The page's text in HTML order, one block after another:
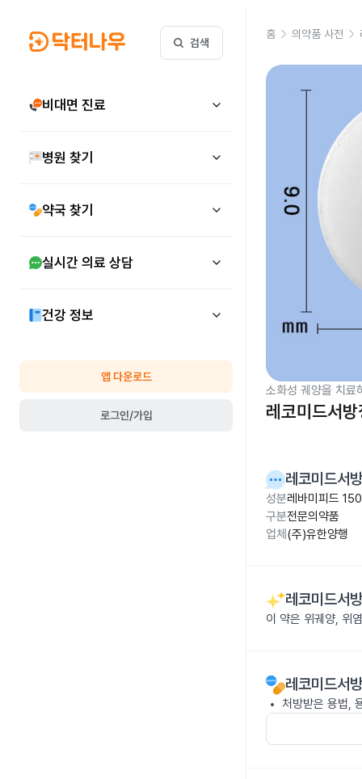
검색
비대면 진료
병원 찾기
약국 찾기
실시간 의료 상담
건강 정보
앱 다운로드
로그인/가입
홈 의약품 사전
소화성 궤양을 치료
레코미드서
레코미드서
성분레바미피드
구분전문의약품
업체 (주)유한양행
레코미드서
이 약은 위궤양, 위
레코미드서
처방받은 용법,